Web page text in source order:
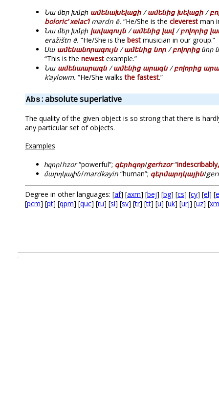
Նա մեր խմբի ամենախելացի /ամենից խելացի /
boloricʼ xelacʼimardn ē. “He/She is the cleverest man
Նա մեր խմբի լավագույն/ամենից լավ/բոլորից
eražištn ē. “He/She is the best musician in our group.”
Սա ամենանորագույն/ամենից նոր /բոլորիցնոր
“This is the newest example.”
Նա ամենաարագն/ամենից արագն/բոլորից
kʼaylowm. “He/She walksthe fastest.”
Abs: absolute superlative
The quality of the given object is so strong that there is
any particular set of objects.
Examples
հզոր/hzor“powerful”; գերհզոր/gerhzor“
մարդկային/mardkayin “human”; գերմարդկային/
Degree in other languages: [af] [axm] [bej] [bg] [cs] [cy] [el] [
[pcm] [pt] [qpm] [quc] [ru] [sl] [sv] [tr] [tt] [u] [uk] [urj] [uz] [
.